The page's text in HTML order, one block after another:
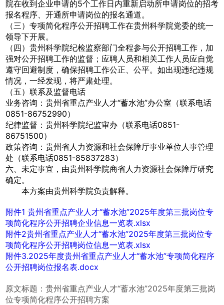
院在收到企业申请的5个工作日内重新启动所申请岗位的招考
报名程序、开通所申请岗位的报名通道。
（三）专项简化程序公开招聘工作在贵州科学院党委的统一
领导下开展。
（四）贵州科学院纪检监察部门全程参与公开招聘工作，加
强对公开招聘工作的监督；应聘人员和相关工作人员应自觉
遵守回避制度，确保招聘工作公正、公平。如出现违纪违规
情况，一经发现，将严肃处理。
（五）联系及监督电话
业务咨询：贵州省重点产业人才“蓄水池”办公室（联系电话
0851-86752990）
纪律监督：贵州科学院纪监审办（联系电话0851-
86751500）
政策咨询：贵州省人力资源和社会保障厅事业单位人事管理
处（联系电话0851-85837283）
六、未定事宜，由贵州科学院商省人力资源社会保障厅研究
确定。
本方案由贵州科学院负责解释。
附件1 贵州省重点产业人才“蓄水池”2025年度第三批岗位专
项简化程序公开招聘企业信息一览表.xlsx
附件2贵州省重点产业人才“蓄水池”2025年度第三批岗位专
项简化程序公开招聘岗位信息一览表.xlsx
附件3.2025年度贵州省重点产业人才“蓄水池”专项简化程序
公开招聘岗位报名表.docx
原文标题：贵州省重点产业人才“蓄水池”2025年度第三批岗
位专项简化程序公开招聘方案